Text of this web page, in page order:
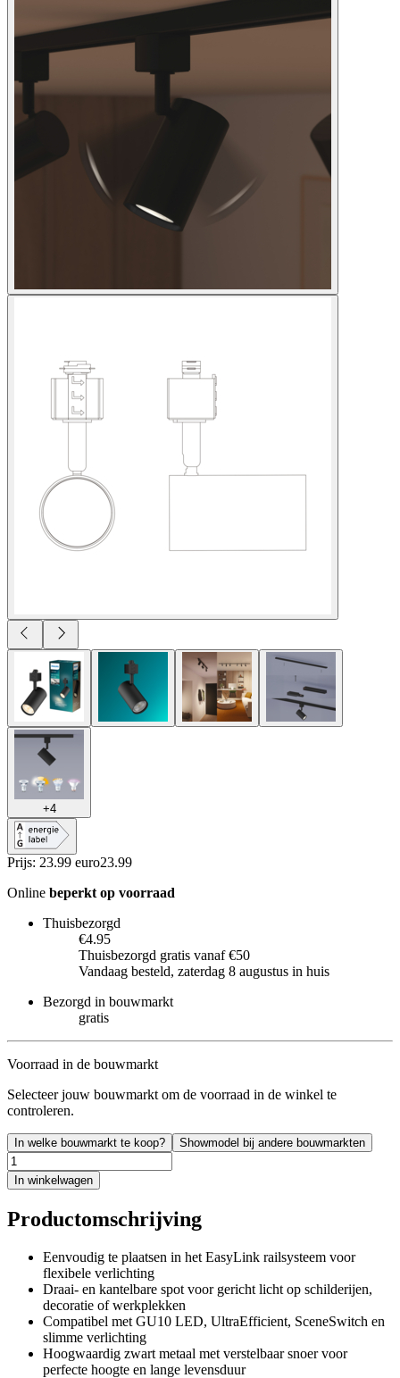
+4
Prijs: 23.99 euro23.99
Online beperkt op voorraad
Thuisbezorgd
€4.95
Thuisbezorgd gratis vanaf €50
Vandaag besteld, zaterdag 8 augustus in huis
Bezorgd in bouwmarkt
gratis
Voorraad in de bouwmarkt
Selecteer jouw bouwmarkt om de voorraad in de winkel te
controleren.
In welke bouwmarkt te koop? Showmodel bij andere bouwmarkten
In winkelwagen
Productomschrijving
Eenvoudig te plaatsen in het EasyLink railsysteem voor
flexibele verlichting
Draai- en kantelbare spot voor gericht licht op schilderijen,
decoratie of werkplekken
Compatibel met GU10 LED, UltraEfficient, SceneSwitch en
slimme verlichting
Hoogwaardig zwart metaal met verstelbaar snoer voor
perfecte hoogte en lange levensduur